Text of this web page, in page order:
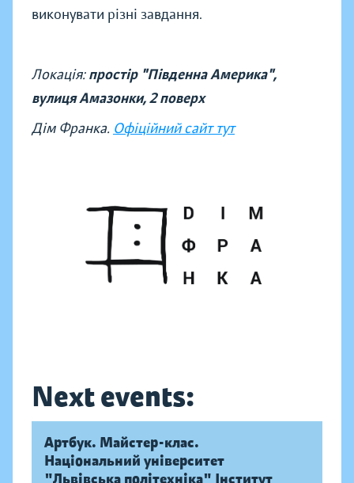
виконувати різні завдання.
Локація:простір "Південна Америка",
вулиця Амазонки, 2 поверх
Дім Франка. Офіційний сайт тут
Next events:
Артбук. Майстер-клас.
Національний університет
"Львівська політехніка" Інститут